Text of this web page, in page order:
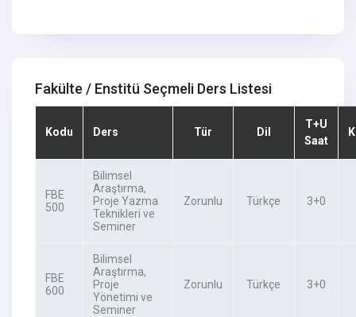
Fakülte / Enstitü Seçmeli Ders Listesi
Kodu Ders Tür Dil
T+U
Saat
FBE
500
Bilimsel
Araştırma,
Proje Yazma
Teknikleri ve
Seminer
Zorunlu Türkçe 3+0
FBE
600
Bilimsel
Araştırma,
Proje
Yönetimi ve
Seminer
Zorunlu Türkçe 3+0